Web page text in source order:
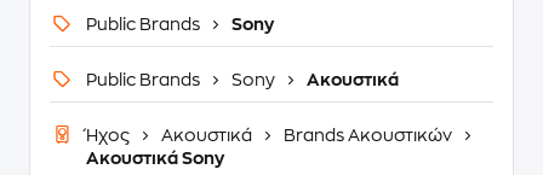
Public Brands Sony
Public Brands Sony Ακουστικά
Ήχος Ακουστικά
Brands Ακουστικών
Ακουστικά Sony